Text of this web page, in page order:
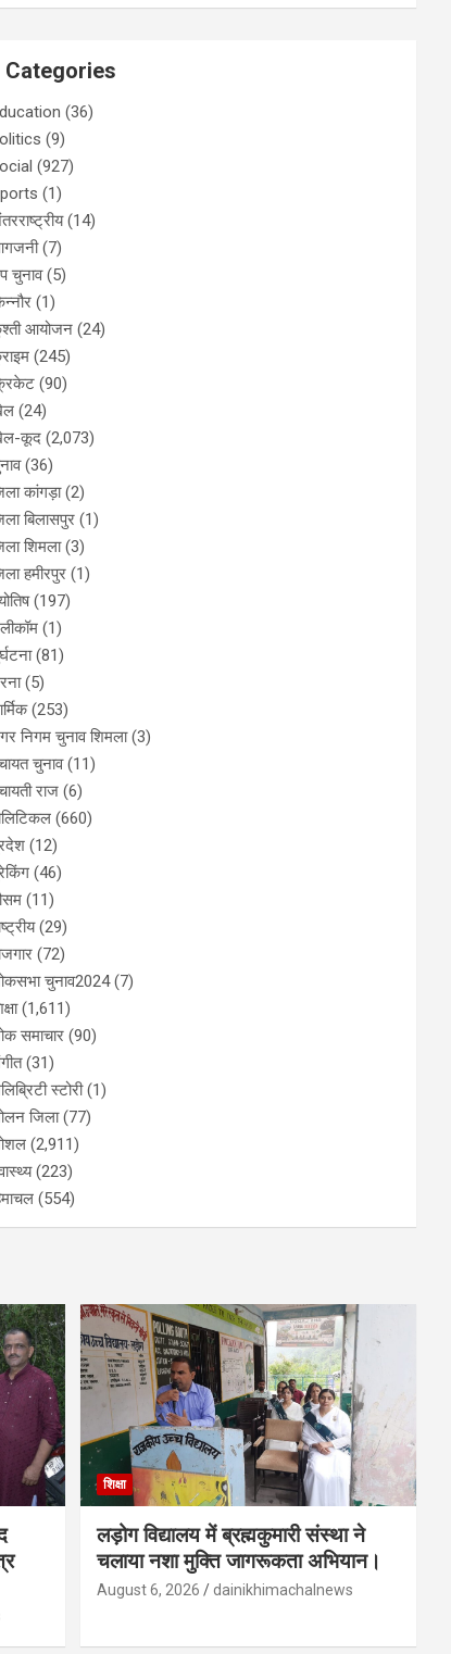
Categories
(36)
(9)
(927)
(1)
(14)
(7)
चुनाव(5)
(1)
आयोजन (24)
(245)
(90)
(24)
कूद (2,073)
(36)
कांगड़ा(2)
बिलासपुर (1)
शिमला(3)
हमीरपुर (1)
(197)
(1)
(81)
(5)
(253)
निगम चुनाव शिमला(3)
चुनाव(11)
राज (6)
(660)
(12)
(46)
(11)
(29)
(72)
चुनाव2024(7)
(1,611)
समाचार (90)
(31)
स्टोरी(1)
जिला(77)
(2,911)
(223)
(554)
शिक्षा
लड़ोग विद्यालय में ब्रह्मकुमारी संस्था ने
चलाया नशा मुक्ति जागरूकता अभियान।
August 6, 2026 dainikhimachalnews